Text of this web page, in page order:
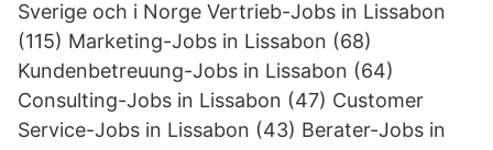
Sverige och i Norge Vertrieb-Jobs in Lissabon
(115) Marketing-Jobs in Lissabon (68)
Kundenbetreuung-Jobs in Lissabon (64)
Consulting-Jobs in Lissabon (47) Customer
Service-Jobs in Lissabon (43) Berater-Jobs in